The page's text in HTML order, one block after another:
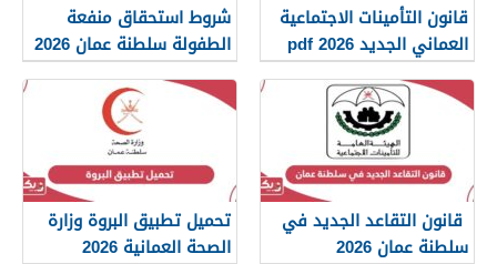
قانون التأمينات الاجتماعية
العماني الجديد 2026 pdf
شروط استحقاق منفعة
الطفولة سلطنة عمان 2026
قانون التقاعد الجديد في
سلطنة عمان 2026
تحميل تطبيق البروة وزارة
الصحة العمانية 2026